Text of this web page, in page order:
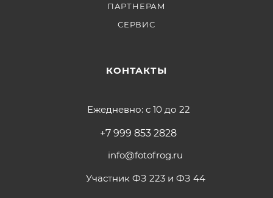
ПАРТНЕРАМ
СЕРВИС
КОНТАКТЫ
Ежедневно: с 10 до 22
+7 999 853 2828
info@fotofrog.ru
Участник ФЗ 223 и ФЗ 44